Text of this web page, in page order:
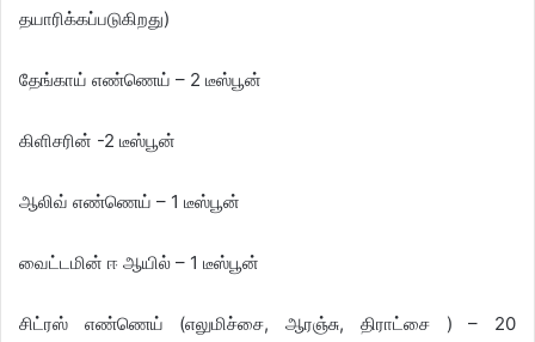
தயாரிக்கப்படுகிறது)
தேங்காய் எண்ணெய் – 2 டீஸ்பூன்
கிளிசரின் -2 டீஸ்பூன்
ஆலிவ் எண்ணெய் – 1 டீஸ்பூன்
வைட்டமின் ஈ ஆயில் – 1 டீஸ்பூன்
சிட்ரஸ் எண்ணெய் (எலுமிச்சை, ஆரஞ்சு, திராட்சை ) – 20